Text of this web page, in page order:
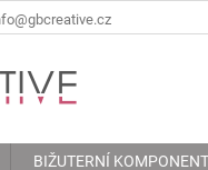
BIŽUTERNÍ